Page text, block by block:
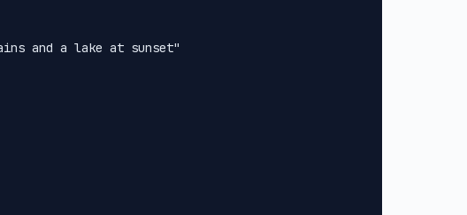
and a lake at sunset"